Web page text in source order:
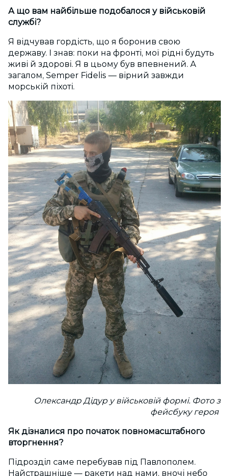
А що вам найбільше подобалося у військовій
службі?
Я відчував гордість, що я боронив свою
державу. І знав: поки на фронті, мої рідні будуть
живі й здорові. Я в цьому був впевнений. А
загалом, Semper Fidelis — вірний завжди
морській піхоті.
Олександр Дідур у військовій формі. Фото з
фейсбуку героя
Як дізналися про початок повномасштабного
вторгнення?
Підрозділ саме перебував під Павлополем.
Найстрашніше — ракети над нами, вночі небо